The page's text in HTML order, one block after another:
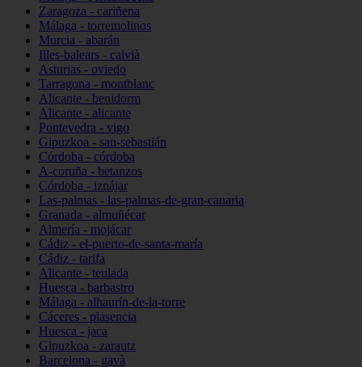
Zaragoza - cariñena
Málaga - torremolinos
Murcia - abarán
Illes-balears - calvià
Asturias - oviedo
Tarragona - montblanc
Alicante - benidorm
Alicante - alicante
Pontevedra - vigo
Gipuzkoa - san-sebastián
Córdoba - córdoba
A-coruña - betanzos
Córdoba - iznájar
Las-palmas - las-palmas-de-gran-canaria
Granada - almuñécar
Almería - mojácar
Cádiz - el-puerto-de-santa-maría
Cádiz - tarifa
Alicante - teulada
Huesca - barbastro
Málaga - alhaurín-de-la-torre
Cáceres - plasencia
Huesca - jaca
Gipuzkoa - zarautz
Barcelona - gavà